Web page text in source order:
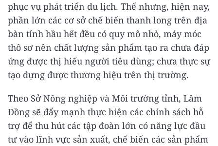
phục vụ phát triển du lịch. Thế nhưng, hiện nay,
phần lớn các cơ sở chế biến thanh long trên địa
bàn tỉnh hầu hết đều có quy mô nhỏ, máy móc
thô sơ nên chất lượng sản phẩm tạo ra chưa đáp
ứng được thị hiếu người tiêu dùng; chưa thực sự
tạo dựng được thương hiệu trên thị trường.
Theo Sở Nông nghiệp và Môi trường tỉnh, Lâm
Đồng sẽ đẩy mạnh thực hiện các chính sách hỗ
trợ để thu hút các tập đoàn lớn có năng lực đầu
tư vào lĩnh vực sản xuất, chế biến các sản phẩm